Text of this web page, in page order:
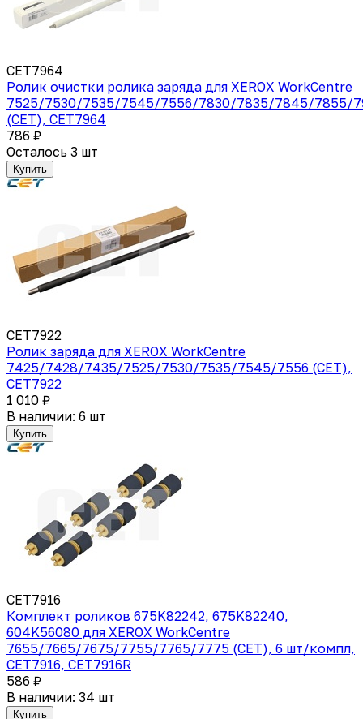
CET7964
Ролик очистки ролика заряда для XEROX WorkCentre
7525/7530/7535/7545/7556/7830/7835/7845/7855/
(CET), CET7964
786 ₽
Осталось 3 шт
Купить
CET7922
Ролик заряда для XEROX WorkCentre
7425/7428/7435/7525/7530/7535/7545/7556 (CET),
CET7922
1 010 ₽
В наличии: 6 шт
Купить
CET7916
Комплект роликов 675K82242, 675K82240,
604K56080 для XEROX WorkCentre
7655/7665/7675/7755/7765/7775 (CET), 6 шт/компл,
CET7916, CET7916R
586 ₽
В наличии: 34 шт
Купить